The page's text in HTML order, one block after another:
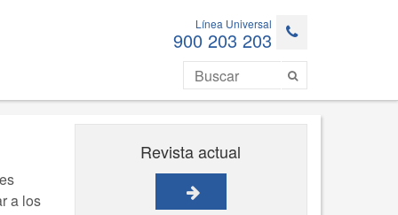
Línea Universal
900 203 203
a los
Revista actual